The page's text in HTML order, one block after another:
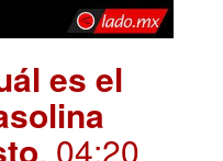
es el
. 04:20